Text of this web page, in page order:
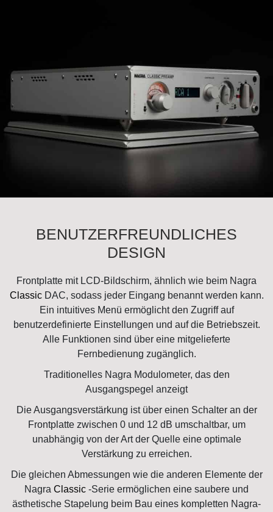
BENUTZERFREUNDLICHES
DESIGN
Frontplatte mit LCD-Bildschirm, ähnlich wie beim Nagra
Classic DAC, sodass jeder Eingang benannt werden kann.
Ein intuitives Menü ermöglicht den Zugriff auf
benutzerdefinierte Einstellungen und auf die Betriebszeit.
Alle Funktionen sind über eine mitgelieferte
Fernbedienung zugänglich.
Traditionelles Nagra Modulometer, das den
Ausgangspegel anzeigt
Die Ausgangsverstärkung ist über einen Schalter an der
Frontplatte zwischen 0 und 12 dB umschaltbar, um
unabhängig von der Art der Quelle eine optimale
Verstärkung zu erreichen.
Die gleichen Abmessungen wie die anderen Elemente der
Nagra Classic -Serie ermöglichen eine saubere und
ästhetische Stapelung beim Bau eines kompletten Nagra-